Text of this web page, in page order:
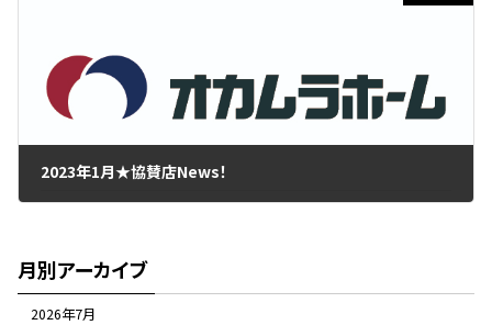
2023年1月★協賛店News！
月別アーカイブ
2026年7月